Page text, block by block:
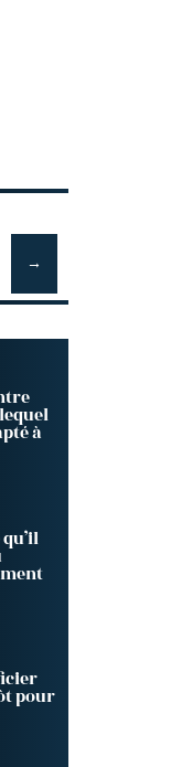
à
pour